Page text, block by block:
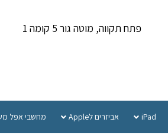
פתח תקווה, מוטה גור 5 קומה 1
iPad אביזרים לApple מחשבי אפל